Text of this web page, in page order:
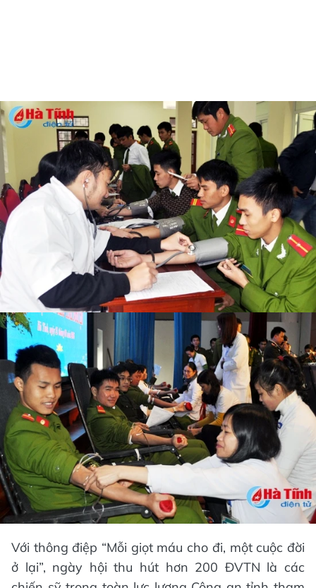
Với thông điệp “Mỗi giọt máu cho đi, một cuộc đời
ở lại”, ngày hội thu hút hơn 200 ĐVTN là các